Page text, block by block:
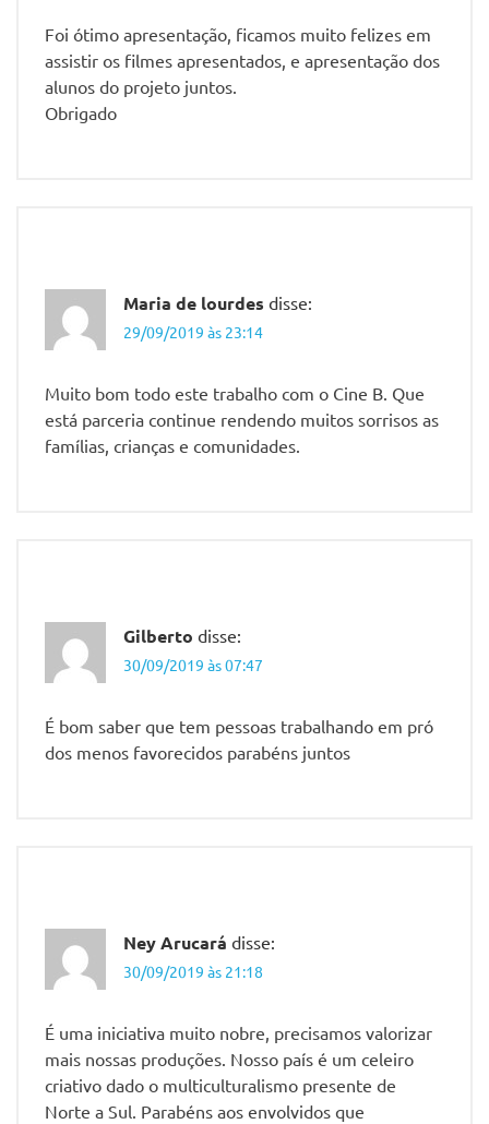
Foi ótimo apresentação, ficamos muito felizes em
assistir os filmes apresentados, e apresentação dos
alunos do projeto juntos.
Obrigado
Maria de lourdes disse:
29/09/2019 às 23:14
Muito bom todo este trabalho com o Cine B. Que
está parceria continue rendendo muitos sorrisos as
famílias, crianças e comunidades.
Gilberto disse:
30/09/2019 às 07:47
É bom saber que tem pessoas trabalhando em pró
dos menos favorecidos parabéns juntos
Ney Arucará disse:
30/09/2019 às 21:18
É uma iniciativa muito nobre, precisamos valorizar
mais nossas produções. Nosso país é um celeiro
criativo dado o multiculturalismo presente de
Norte a Sul. Parabéns aos envolvidos que